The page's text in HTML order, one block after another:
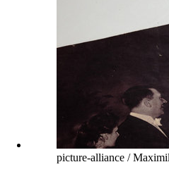
picture-alliance /